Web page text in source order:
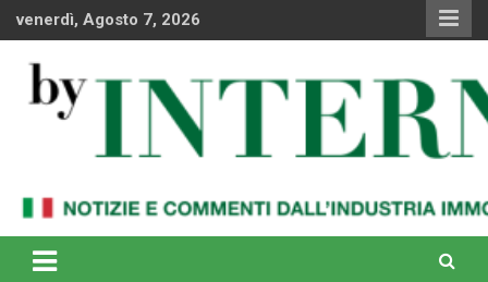
venerdì, Agosto 7, 2026
By Internews
internazionale